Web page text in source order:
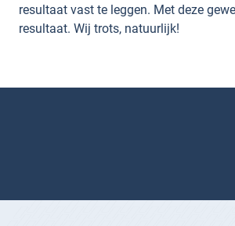
resultaat vast te leggen. Met deze
resultaat. Wij trots, natuurlijk!